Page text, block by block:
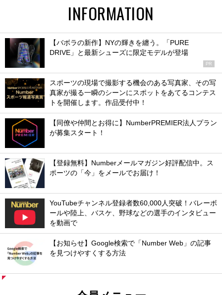
INFORMATION
【バボラの新作】NYの輝きを纏う。「PURE
DRIVE」と最新シューズに限定モデルが登場
PR
スポーツの現場で撮影する機会のある写真家、その写
真家が撮る一瞬のシーンにスポットをあてるコンテス
トを開催します。作品受付中！
【同僚や仲間とお得に】NumberPREMIER法人プラン
が募集スタート！
【登録無料】Numberメールマガジン好評配信中。ス
ポーツの「今」をメールでお届け！
YouTubeチャンネル登録者数60,000人突破！バレーボ
ールや陸上、バスケ、野球などの選手のインタビュー
を動画で
【お知らせ】Google検索で「Number Web」の記事
を見つけやすくする方法